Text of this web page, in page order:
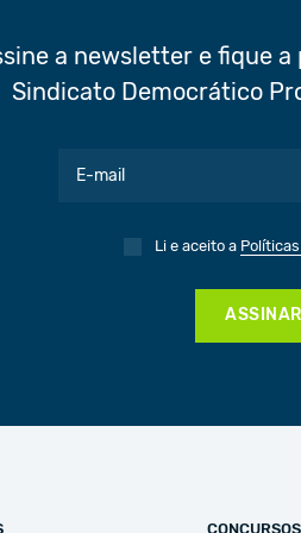
a newsletter e fique
Sindicato Democrático
Li e aceito a
ASSINAR